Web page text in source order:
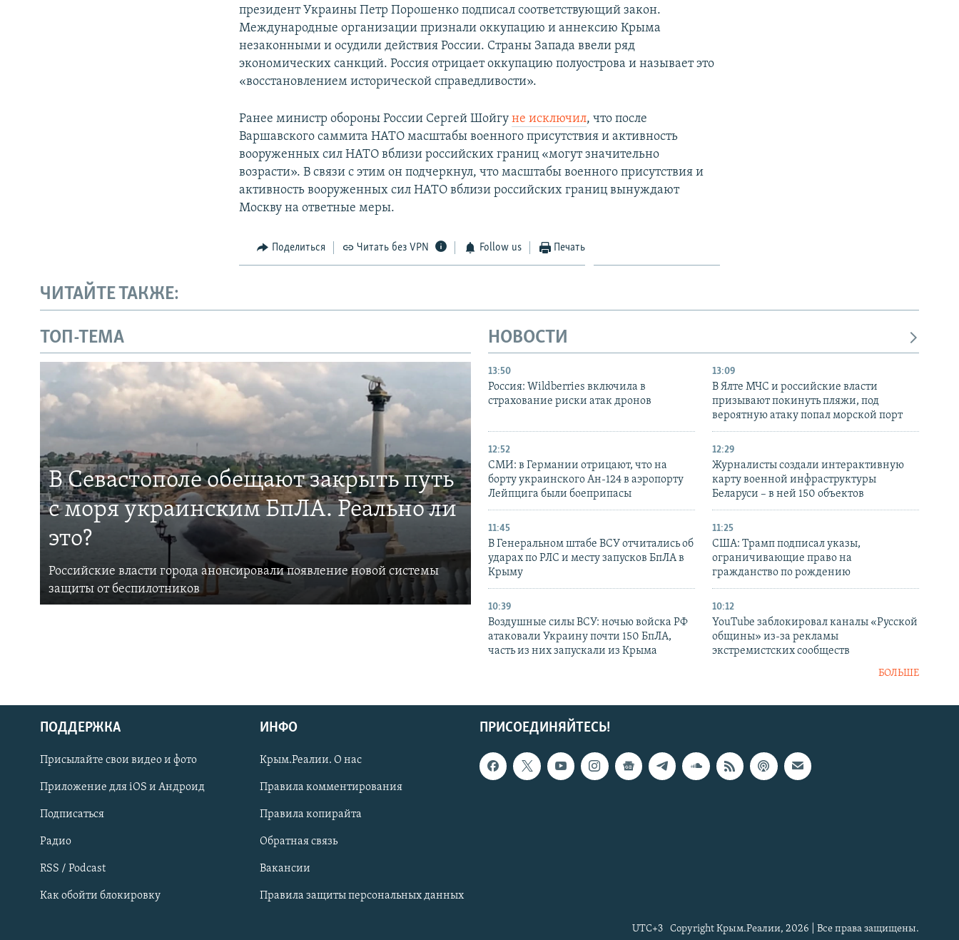
Українською
Qırımtatar
ПРИСОЕДИНЯЙТЕСЬ!
президент Украины Петр Порошенко подписал соответствующий закон.
Международные организации признали оккупацию и аннексию Крыма
незаконными и осудили действия России. Страны Запада ввели ряд
экономических санкций. Россия отрицает оккупацию полуострова и называет это
«восстановлением исторической справедливости».
Ранее министр обороны России Сергей Шойгуне исключил, что после
Варшавского саммита НАТО масштабы военного присутствия и активность
вооруженных сил НАТО вблизи российских границ «могут значительно
возрасти». В связи с этим он подчеркнул, что масштабы военного присутствия и
активность вооруженных сил НАТО вблизи российских границ вынуждают
Москву на ответные меры.
Поделиться Читать без VPN Follow us Печать
ЧИТАЙТЕ ТАКЖЕ:
ТОП-ТЕМА
В Севастополе обещают закрыть путь
с моря украинским БпЛА. Реально ли
это?
Российские власти города анонсировали появление новой системы
защиты от беспилотников
НОВОСТИ
13:50
Россия: Wildberries включила в
страхование риски атак дронов
13:09
В Ялте МЧС и российские власти
призывают покинуть пляжи, под
вероятную атаку попал морской порт
12:52
СМИ: в Германии отрицают, что на
борту украинского Ан-124 в аэропорту
Лейпцига были боеприпасы
12:29
Журналисты создали интерактивную
карту военной инфраструктуры
Беларуси – в ней 150 объектов
11:45
В Генеральном штабе ВСУ отчитались об
ударах по РЛС и месту запусков БпЛА в
Крыму
11:25
США: Трамп подписал указы,
ограничивающие право на
гражданство по рождению
10:39
Воздушные силы ВСУ: ночью войска РФ
атаковали Украину почти 150 БпЛА,
часть из них запускали из Крыма
10:12
YouTube заблокировал каналы «Русской
общины» из-за рекламы
экстремистских сообществ
БОЛЬШЕ
ПРИСОЕДИНЯЙТЕСЬ!
ПОДДЕРЖКА
Присылайте свои видео и фото
Приложение для iOS и Андроид
Подписаться
Радио
RSS / Podcast
Как обойти блокировку
ИНФО
Крым.Реалии. О нас
Правила комментирования
Правила копирайта
Обратная связь
Вакансии
Правила защиты персональных данных
Copyright Крым.Реалии, 2026 | Все права защищены.
UTC+3